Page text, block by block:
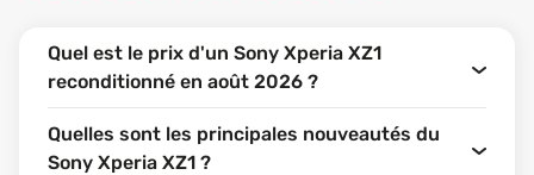
Quel est le prix d'un Sony Xperia XZ1
reconditionné en août 2026 ?
Quelles sont les principales nouveautés du
Sony Xperia XZ1 ?